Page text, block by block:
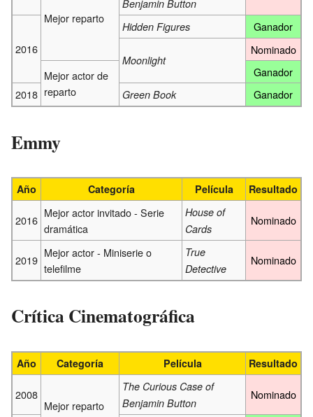
Mejor reparto
Benjamin Button
2016
Hidden Figures Ganador
Moonlight
Nominado
Mejor actor de
reparto
Ganador
2018
Green Book Ganador
Emmy
Año Categoría Película Resultado
2016
Mejor actor invitado - Serie
dramática
House of
Cards
Nominado
2019
Mejor actor - Miniserie o
telefilme
True
Detective
Nominado
Crítica Cinematográfica
Año Categoría Película Resultado
2008
Mejor reparto
The Curious Case of
Benjamin Button
Nominado